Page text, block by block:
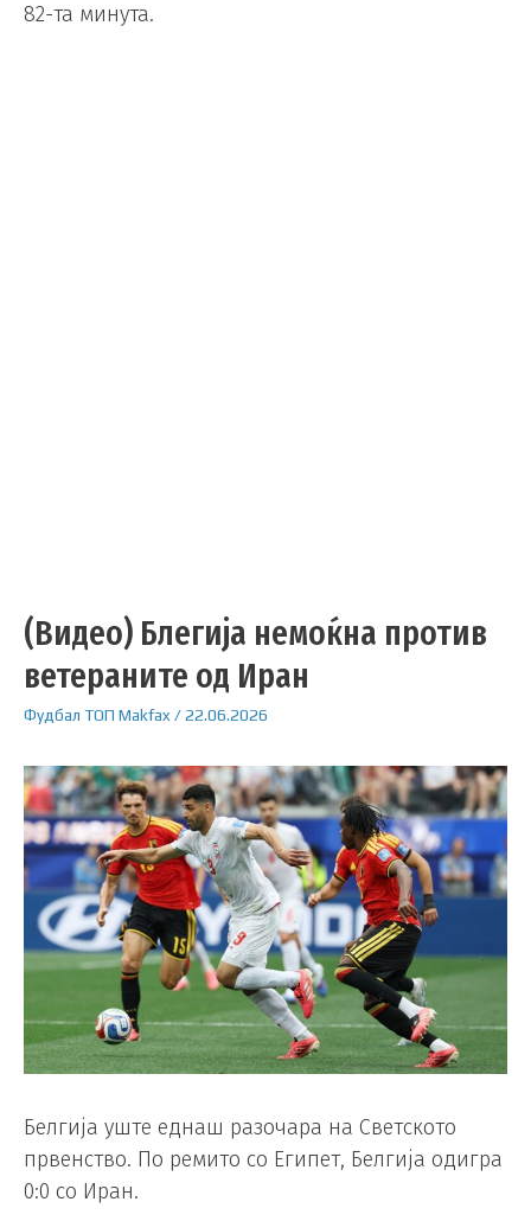
82-та минута.
(Видео) Блегија немоќна против
ветераните од Иран
Фудбал ТОП Makfax /22.06.2026
Белгија уште еднаш разочара на Светското
првенство. По ремито со Египет, Белгија одигра
0:0 со Иран.